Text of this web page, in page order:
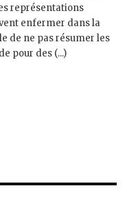
représentations
enfermer dans la
de ne pas résumer les
pour des (...)